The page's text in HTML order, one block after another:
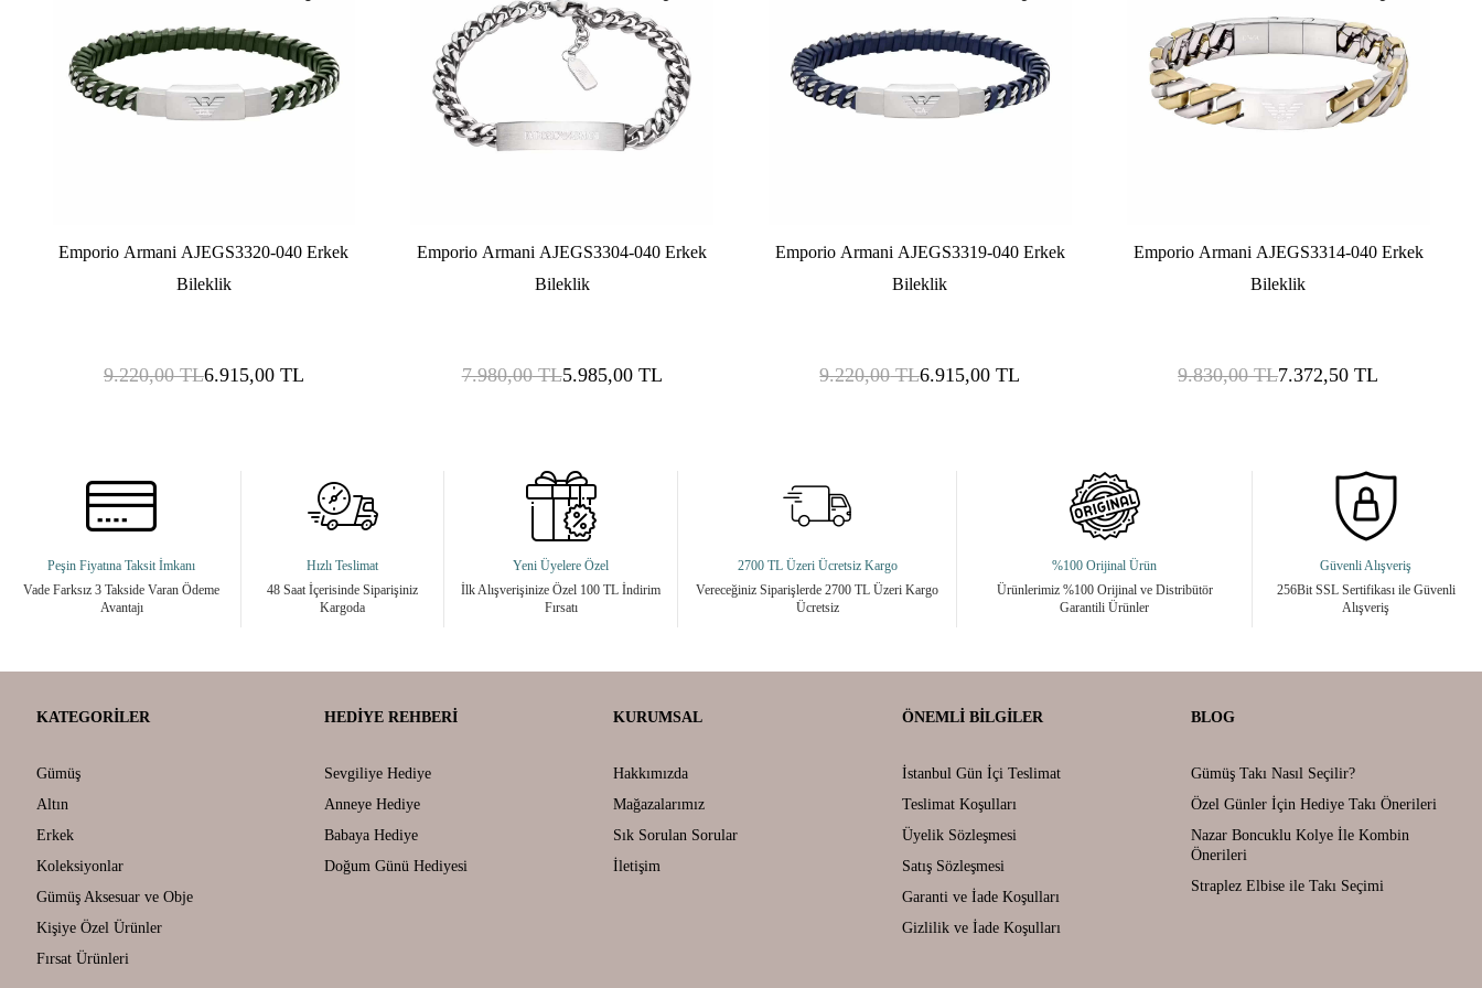
Emporio Armani AJEGS3320-040 Erkek
Bileklik
9.220,00TL6.915,00TL
Emporio Armani AJEGS3304-040 Erkek
Bileklik
7.980,00TL5.985,00TL
Emporio Armani AJEGS3319-040 Erkek
Bileklik
9.220,00TL6.915,00 TL
Emporio Armani AJEGS3314-040 Erkek
Bileklik
9.830,00TL7.372,50 TL
Peşin Fiyatına Taksit İmkanı
Vade Farksız 3 Takside Varan Ödeme
Avantajı
Hızlı Teslimat
48 Saat İçerisinde Siparişiniz
Kargoda
Yeni Üyelere Özel
İlk Alışverişinize Özel 100 TL İndirim
Fırsatı
2700 TL Üzeri Ücretsiz Kargo
Vereceğiniz Siparişlerde 2700 TL Üzeri Kargo
Ücretsiz
%100 Orijinal Ürün
Ürünlerimiz %100 Orijinal ve Distribütör
Garantili Ürünler
Güvenli Alışveriş
256Bit SSL Sertifikası ile Güvenli
Alışveriş
KATEGORILER
Gümüş
Altın
Erkek
Koleksiyonlar
Gümüş Aksesuar ve Obje
Kişiye Özel Ürünler
Fırsat Ürünleri
HEDIYE REHBERI
Sevgiliye Hediye
Anneye Hediye
Babaya Hediye
Doğum Günü Hediyesi
KURUMSAL
Hakkımızda
Mağazalarımız
Sık Sorulan Sorular
İletişim
ÖNEMLI BILGILER
İstanbul Gün İçi Teslimat
Teslimat Koşulları
Üyelik Sözleşmesi
Satış Sözleşmesi
Garanti ve İade Koşulları
Gizlilik ve İade Koşulları
BLOG
Gümüş Takı Nasıl Seçilir?
Özel Günler İçin Hediye Takı Önerileri
Nazar Boncuklu Kolye İle Kombin
Önerileri
Straplez Elbise ile Takı Seçimi